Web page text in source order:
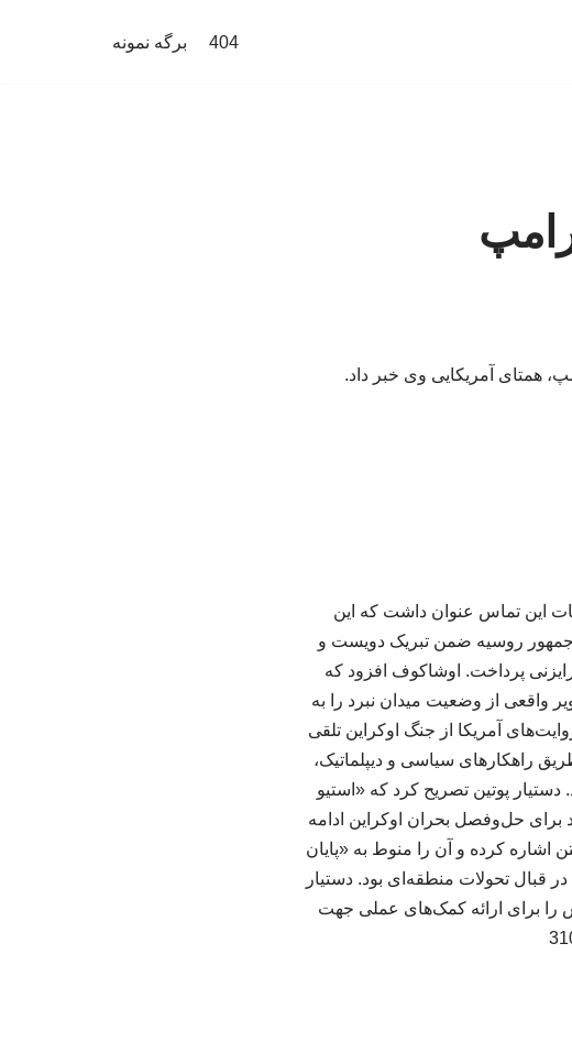
404 برگه نمونه
همتای آمریکایی وی خبر داد.
این تماس عنوان داشت که این
روسیه ضمن تبریک دویست و
رایزنی پرداخت. اوشاکوف افزود که
واقعی از وضعیت میدان نبرد را به
آمریکا از جنگ اوکراین تلقی
راهکارهای سیاسی و دیپلماتیک،
پوتین تصریح کرد که «استیو
برای حل‌وفصل بحران اوکراین ادامه
اشاره کرده و آن را منوط به «پایان
قبال تحولات منطقه‌ای بود. دستیار
را برای ارائه کمک‌های عملی جهت